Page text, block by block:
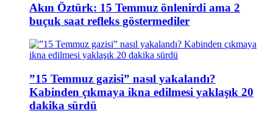
Akın Öztürk: 15 Temmuz önlenirdi ama 2
buçuk saat refleks göstermediler
”15 Temmuz gazisi” nasıl yakalandı?
Kabinden çıkmaya ikna edilmesi yaklaşık 20
dakika sürdü